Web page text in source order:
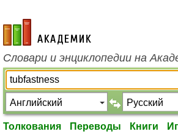
academic.ru
Словари и энциклопедии на
Толкования Переводы Книги